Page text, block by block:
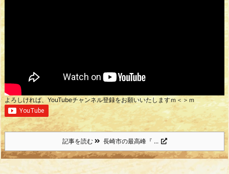
よろしければ、YouTubeチャンネル登録をお願いいたしますｍ＜＞ｍ
記事を読む 長崎市の最高峰『 ...